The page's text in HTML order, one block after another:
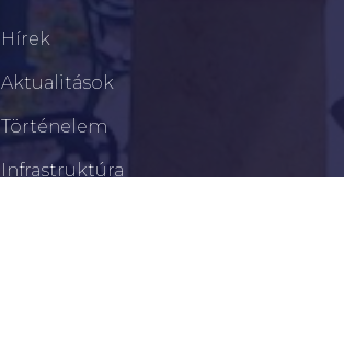
Hírek
Aktualitások
Történelem
Infrastruktúra